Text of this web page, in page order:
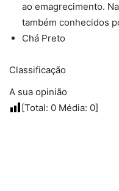
ao emagrecimento.
também conhecidos
Chá Preto
Classificação
A sua opinião
[Total: 0 Média: 0]